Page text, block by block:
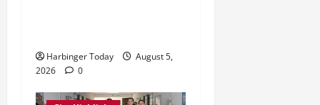
Harbinger Today
August 5,
2026
0